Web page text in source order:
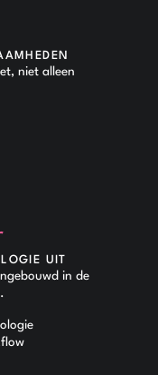
niet alleen
UIT
in de